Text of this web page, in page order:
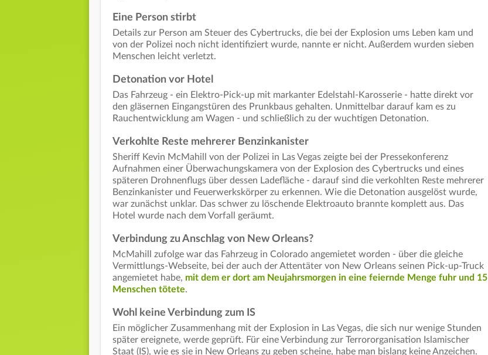
Eine Person stirbt
Details zur Person am Steuer des Cybertrucks, die bei der Explosion ums Leben kam und
von der Polizei noch nicht identifiziert wurde, nannte er nicht. Außerdem wurden sieben
Menschen leicht verletzt.
Detonation vor Hotel
Das Fahrzeug - ein Elektro-Pick-up mit markanter Edelstahl-Karosserie - hatte direkt vor
den gläsernen Eingangstüren des Prunkbaus gehalten. Unmittelbar darauf kam es zu
Rauchentwicklung am Wagen - und schließlich zu der wuchtigen Detonation.
Verkohlte Reste mehrerer Benzinkanister
Sheriff Kevin McMahill von der Polizei in Las Vegas zeigte bei der Pressekonferenz
Aufnahmen einer Überwachungskamera von der Explosion des Cybertrucks und eines
späteren Drohnenflugs über dessen Ladefläche - darauf sind die verkohlten Reste mehrerer
Benzinkanister und Feuerwerkskörper zu erkennen. Wie die Detonation ausgelöst wurde,
war zunächst unklar. Das schwer zu löschende Elektroauto brannte komplett aus. Das
Hotel wurde nach dem Vorfall geräumt.
Verbindung zu Anschlag von New Orleans?
McMahill zufolge war das Fahrzeug in Colorado angemietet worden - über die gleiche
Vermittlungs-Webseite, bei der auch der Attentäter von New Orleans seinen Pick-up-Truck
angemietet habe, mit dem er dort am Neujahrsmorgen in eine feiernde Menge fuhr und 15
Menschen tötete.
Wohl keine Verbindung zum IS
Ein möglicher Zusammenhang mit der Explosion in Las Vegas, die sich nur wenige Stunden
später ereignete, werde geprüft. Für eine Verbindung zur Terrororganisation Islamischer
Staat (IS), wie es sie in New Orleans zu geben scheine, habe man bislang keine Anzeichen.